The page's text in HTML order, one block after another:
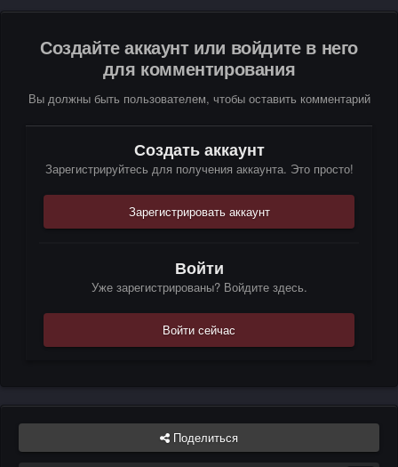
Создайте аккаунт или войдите в него
для комментирования
Вы должны быть пользователем, чтобы оставить комментарий
Создать аккаунт
Зарегистрируйтесь для получения аккаунта. Это просто!
Зарегистрировать аккаунт
Войти
Уже зарегистрированы? Войдите здесь.
Войти сейчас
Поделиться